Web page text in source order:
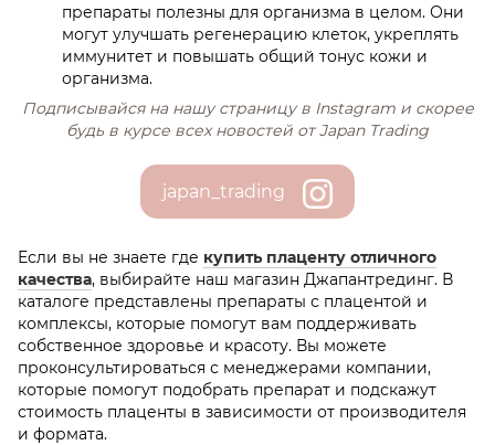
препараты полезны для организма в целом. Они
могут улучшать регенерацию клеток, укреплять
иммунитет и повышать общий тонус кожи и
организма.
Подписывайся на нашу страницу в Іnstagram и скорее
будь в курсе всех новостей от Japan Trading
japan_trading
Если вы не знаете где купить плаценту отличного
качества, выбирайте наш магазин Джапантрединг. В
каталоге представлены препараты с плацентой и
комплексы, которые помогут вам поддерживать
собственное здоровье и красоту. Вы можете
проконсультироваться с менеджерами компании,
которые помогут подобрать препарат и подскажут
стоимость плаценты в зависимости от производителя
и формата.